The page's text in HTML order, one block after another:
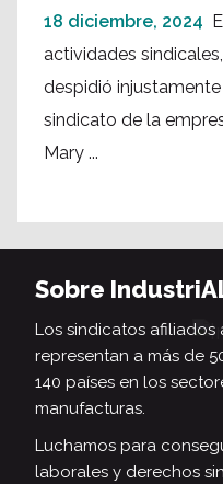
18 diciembre, 2024
actividades
despidió
sindicato de la
Mary ...
Sobre
Los sindicatos afiliados
representan a más de
140 países en los
manufacturas.
Luchamos para
laborales y derechos